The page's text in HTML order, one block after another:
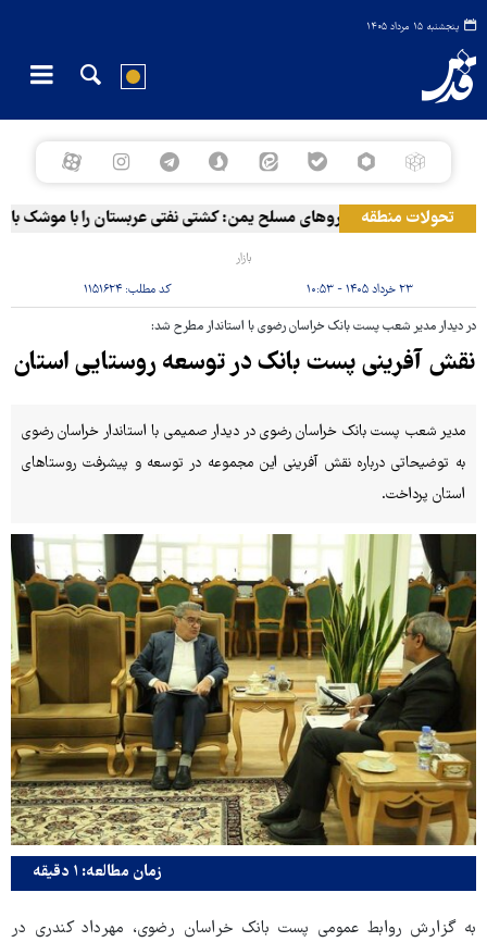
پنجشنبه ۱۵ مرداد ۱۴۰۵
تحولات منطقه
سخنگوی نیروهای مسلح یمن: کشتی نفتی عربستان را با موشک
بازار
۲۳ خرداد ۱۴۰۵ - ۱۰:۵۳ کد مطلب:۱۱۵۱۶۲۴
در دیدار مدیر شعب پست بانک خراسان رضوی با استاندار مطرح شد:
نقش آفرینی پست بانک در توسعه روستایی استان
مدیر شعب پست بانک خراسان رضوی در دیدار صمیمی با استاندار خراسان رضوی
به توضیحاتی درباره نقش آفرینی این مجموعه در توسعه و پیشرفت روستاهای
استان پرداخت.
زمان مطالعه: ۱ دقیقه
به گزارش روابط عمومی پست بانک خراسان رضوی، مهرداد کندری در